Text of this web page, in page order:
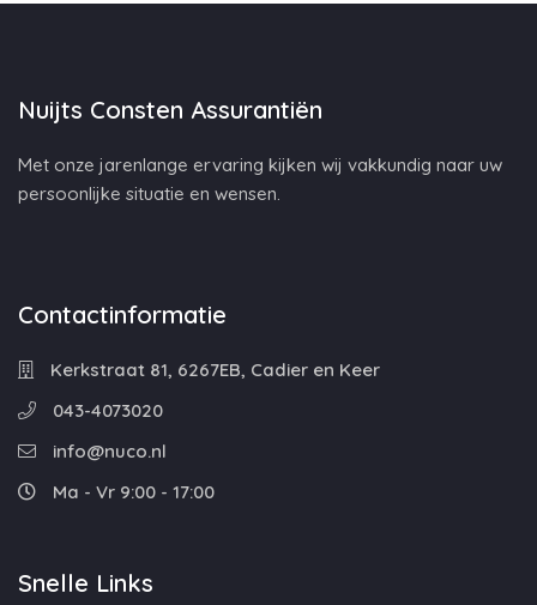
Nuijts Consten Assurantiën
Met onze jarenlange ervaring kijken wij vakkundig naar uw
persoonlijke situatie en wensen.
Contactinformatie
Kerkstraat 81, 6267EB, Cadier en Keer
043-4073020
info@nuco.nl
Ma - Vr 9:00 - 17:00
Snelle Links